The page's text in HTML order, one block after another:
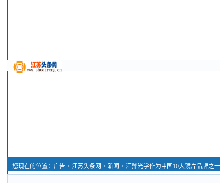
您现在的位置： 广告 > 江苏头条网 > 新闻 > 汇鼎光学作为中国10大镜片品牌之一亮